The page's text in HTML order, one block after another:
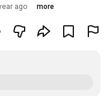
ago more